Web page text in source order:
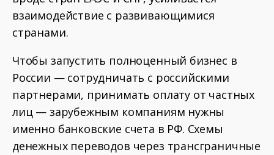
взаимодействие с развивающимися
странами.
Чтобы запустить полноценный бизнес в
России — сотрудничать с российскими
партнерами, принимать оплату от частных
лиц — зарубежным компаниям нужны
именно банковские счета в РФ. Схемы
денежных переводов через трансграничные